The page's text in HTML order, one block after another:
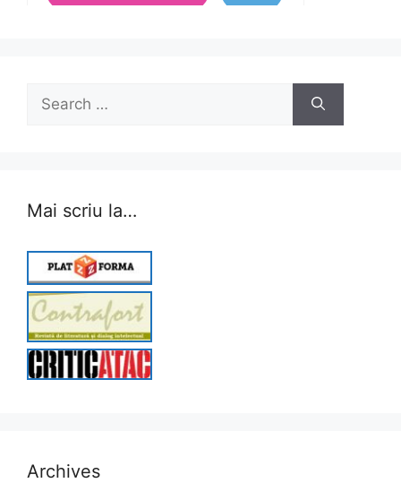
Search
for:
Mai scriu la…
Archives